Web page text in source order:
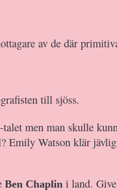
av de där
till sjöss.
men man skulle
Emily Watson klär
Ben Chaplin i land.